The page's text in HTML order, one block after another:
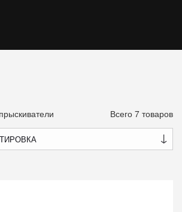
Всего 7 товаров